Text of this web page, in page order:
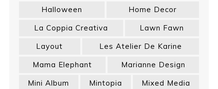
Halloween
Home Decor
La Coppia Creativa
Lawn Fawn
Layout
Les Atelier De Karine
Mama Elephant
Marianne Design
Mini Album
Mintopia
Mixed Media